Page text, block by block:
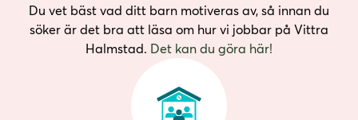
Du vet bäst vad ditt barn motiveras av, så innan du
söker är det bra att läsa om hur vi jobbar på Vittra
Halmstad. Det kan du göra här!